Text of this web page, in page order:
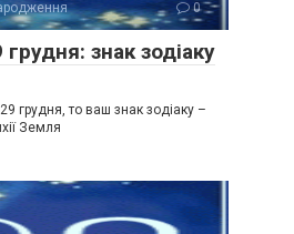
0
знак зодіаку
грудня, то ваш знак зодіаку –
Земля